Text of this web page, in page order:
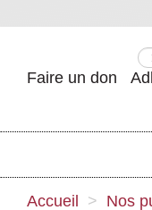
Faire un don
Accueil > Nos